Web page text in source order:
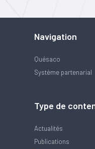
Navigation
Quésaco
Système partenarial
Type de
Actualités
Publications